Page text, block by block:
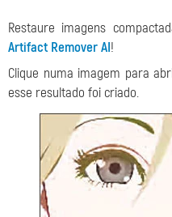
Restaure imagens
Artifact Remover AI!
Clique numa imagem para
esse resultado foi criado.